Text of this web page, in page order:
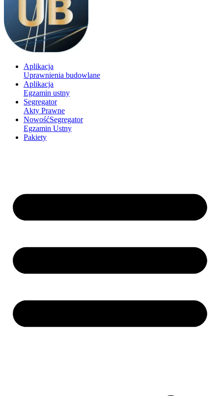
Aplikacja
Uprawnienia budowlane
Aplikacja
Egzamin ustny
Segregator
Akty Prawne
NowośćSegregator
Egzamin Ustny
Pakiety